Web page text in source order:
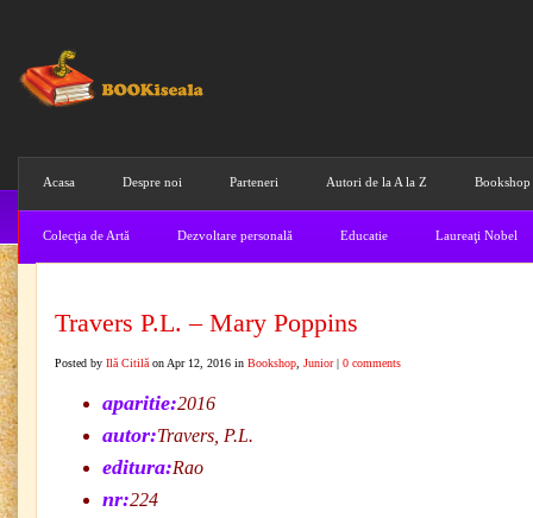
Acasa Despre noi Parteneri Autori de la A la Z Bookshop
Colecţia de Artă Dezvoltare personală Educatie Laureaţi Nobel
Travers P.L. – Mary Poppins
Posted by Ilă Citilă on Apr 12, 2016 in Bookshop Junior| 0 comments
aparitie:2016
autor:Travers, P.L.
editura:Rao
nr:224